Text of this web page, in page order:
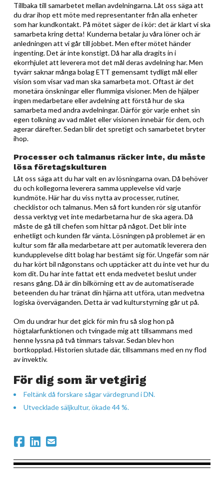
Tillbaka till samarbetet mellan avdelningarna. Låt oss säga att
du drar ihop ett möte med representanter från alla enheter
som har kundkontakt. På mötet säger de i kör: det är klart vi ska
samarbeta kring detta! Kunderna betalar ju våra löner och är
anledningen att vi går till jobbet. Men efter mötet händer
ingenting. Det är inte konstigt. Då har alla dragits in i
ekorrhjulet att leverera mot det mål deras avdelning har. Men
tyvärr saknar många bolag ETT gemensamt tydligt mål eller
vision som visar vad man ska samarbeta mot. Oftast är det
monetära önskningar eller flummiga visioner. Men de hjälper
ingen medarbetare eller avdelning att förstå hur de ska
samarbeta med andra avdelningar. Därför gör varje enhet sin
egen tolkning av vad målet eller visionen innebär för dem, och
agerar därefter. Sedan blir det spretigt och samarbetet bryter
ihop.
Processer och talmanus räcker inte, du måste
lösa företagskulturen
Låt oss säga att du har valt en av lösningarna ovan. Då behöver
du och kollegorna leverera samma upplevelse vid varje
kundmöte. Här har du viss nytta av processer, rutiner,
checklistor och talmanus. Men så fort kunden rör sig utanför
dessa verktyg vet inte medarbetarna hur de ska agera. Då
måste de gå till chefen som hittar på något. Det blir inte
enhetligt och kunden får vänta. Lösningen på problemet är en
kultur som får alla medarbetare att per automatik leverera den
kundupplevelse ditt bolag har bestämt sig för. Ungefär som när
du har kört bil någonstans och upptäcker att du inte vet hur du
kom dit. Du har inte fattat ett enda medvetet beslut under
resans gång. Då är din bilkörning ett av de automatiserade
beteenden du har tränat din hjärna att utföra, utan medvetna
logiska överväganden. Detta är vad kulturstyrning går ut på.
Om du undrar hur det gick för min fru så slog hon på
högtalarfunktionen och tvingade mig att tillsammans med
henne lyssna på två timmars talsvar. Sedan blev hon
bortkopplad. Historien slutade där, tillsammans med en ny flod
av invektiv.
För dig som är vetgirig
Feltänk då forskare sågar värdegrund i DN.
Utvecklade säljkultur, ökade 44 %.